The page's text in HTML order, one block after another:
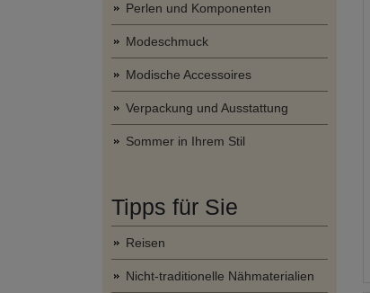
Perlen und Komponenten
Modeschmuck
Modische Accessoires
Verpackung und Ausstattung
Sommer in Ihrem Stil
Tipps für Sie
Reisen
Nicht-traditionelle Nähmaterialien